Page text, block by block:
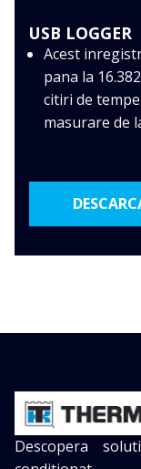
USB LOGGER
Acest
pana la
citiri de
masurare de
Descopera